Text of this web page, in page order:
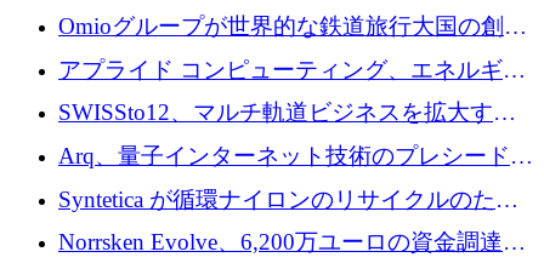
万ドルを確保
Omioグループが世界的な鉄道旅行大国の創設
を目指してRail Europeを買収
アプライド コンピューティング、エネルギー
向け基盤 AI の拡張に 2,000 万ドルを調達
SWISSto12、マルチ軌道ビジネスを拡大する
ためにシリーズCで7,000万ドルを調達
Arq、量子インターネット技術のプレシードと
して140万ドルを確保
Syntetica が循環ナイロンのリサイクルのため
にシリーズ A で 3,000 万ドルを調達
Norrsken Evolve、6,200万ユーロの資金調達